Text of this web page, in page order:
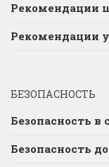
Рекомендации
Рекомендации
БЕЗОПАСНОСТЬ
Безопасность в
Безопасность